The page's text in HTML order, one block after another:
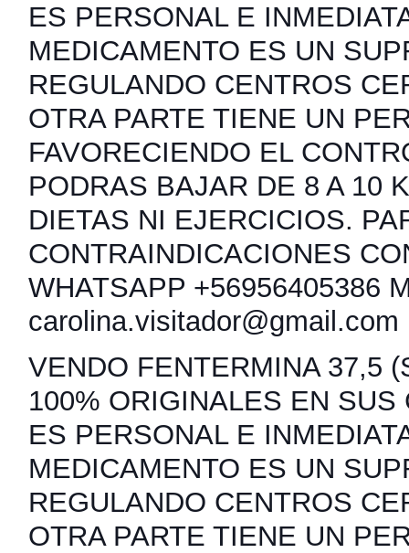
ES PERSONAL E
MEDICAMENTO ES UN
REGULANDO CENTROS
OTRA PARTE TIENE UN
FAVORECIENDO EL
PODRAS BAJAR DE 8 A 10
DIETAS NI EJERCICIOS.
CONTRAINDICACIONES
WHATSAPP +56956405386
carolina.visitador@gmail.com
VENDO FENTERMINA 37,5
100% ORIGINALES EN
ES PERSONAL E
MEDICAMENTO ES UN
REGULANDO CENTROS
OTRA PARTE TIENE UN